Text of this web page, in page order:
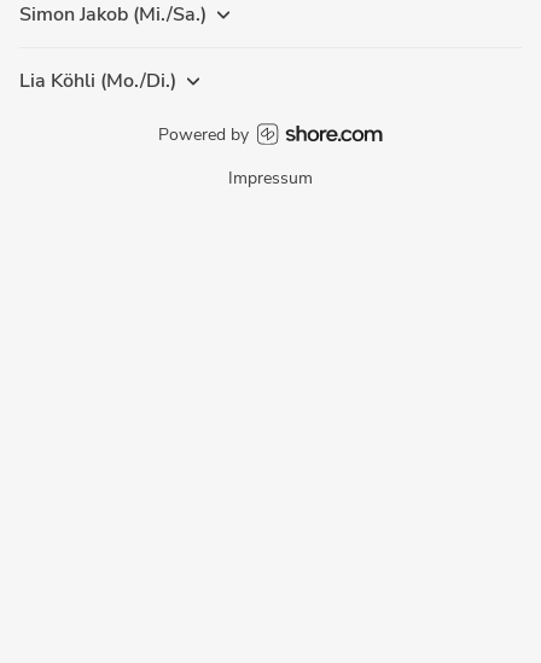
Simon Jakob (Mi./Sa.)
Lia Köhli (Mo./Di.)
Powered by
Impressum